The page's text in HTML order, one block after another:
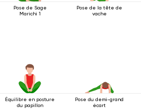
Pose de Sage
Marichi 1
Pose de la tête de
vache
Équilibre en posture
du papillon
Pose du demi-grand
écart